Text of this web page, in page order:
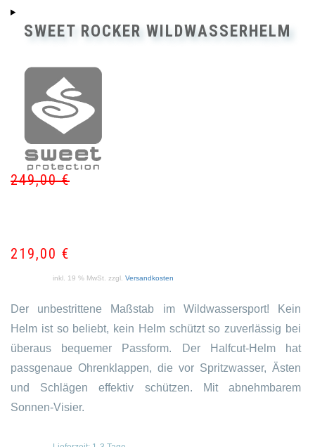
SWEET ROCKER WILDWASSERHELM
249,00€
219,00 €
inkl. 19 % MwSt. zzgl. Versandkosten
Der unbestrittene Maßstab im Wildwassersport! Kein
Helm ist so beliebt, kein Helm schützt so zuverlässig bei
überaus bequemer Passform. Der Halfcut-Helm hat
passgenaue Ohrenklappen, die vor Spritzwasser, Ästen
und Schlägen effektiv schützen. Mit abnehmbarem
Sonnen-Visier.